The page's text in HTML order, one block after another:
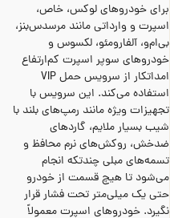
برای خودروهای لوکس، خاص،
اسپرت و وارداتی مانند مرسدس‌بنز،
بی‌ام‌و، آلفارومئو، لکسوس و
خودروهای سوپر اسپرت کم‌ارتفاع
امداتکار از سرویس حمل VIP
استفاده می‌کند. این سرویس با
تجهیزات ویژه مانند رمپ‌های بلند با
شیب بسیار ملایم، گاردهای
ضدخش، روکش‌های نرم محافظ و
تسمه‌های مبلی چندتکه انجام
می‌شود تا هیچ قسمت از خودرو
حتی یک میلی‌متر تحت فشار قرار
نگیرد. خودروهای اسپرت معمولاً